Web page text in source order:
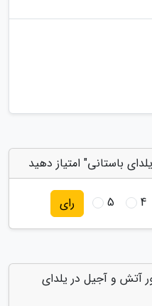
باستانی" امتیاز دهید
4
5 رای
آتش و آجیل در یلدای